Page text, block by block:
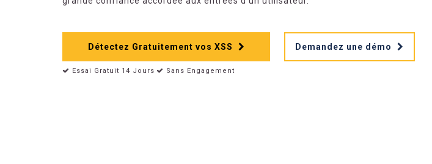
Détectez Gratuitement vos XSS Demandez une démo
Essai Gratuit 14 Jours Sans Engagement